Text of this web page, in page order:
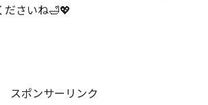
ださいね🛁💖
スポンサーリンク